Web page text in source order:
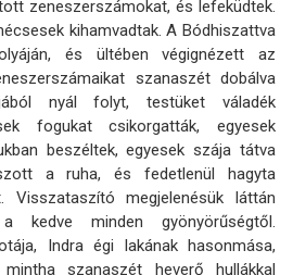
zeneszerszámokat, és lefeküdtek.
kihamvadtak. A Bódhiszattva
és ültében végignézett az
szanaszét dobálva
nyál folyt, testüket váladék
fogukat csikorgatták, egyesek
beszéltek, egyesek szája tátva
a ruha, és fedetlenül hagyta
Visszataszító megjelenésük láttán
kedve minden gyönyörűségtől.
Indra égi lakának hasonmása,
szanaszét heverő hullákkal